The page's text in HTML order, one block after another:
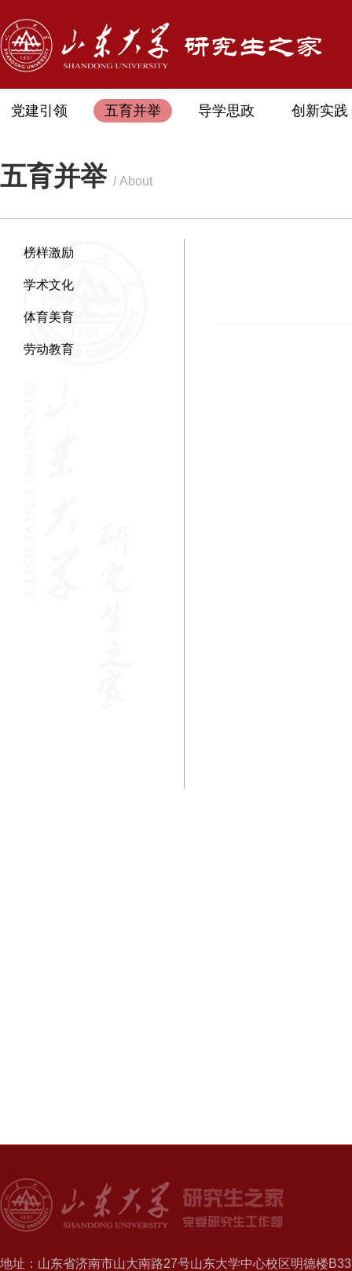
党建引领 五育并举 导学思政 创新实践
五育并举 / About
榜样激励
学术文化
体育美育
劳动教育
地址：山东省济南市山大南路27号山东大学中心校区明德楼